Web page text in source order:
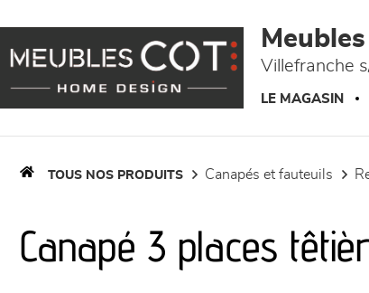
Villefranche
LE MAGASIN
TOUS NOS PRODUITS canapés et fauteuils
Canapé 3 places